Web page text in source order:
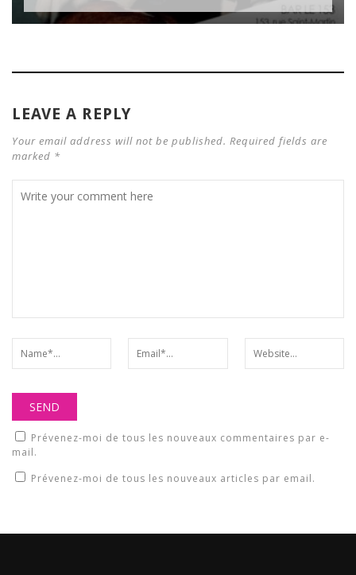
LEAVE A REPLY
Your email address will not be published. Required fields are
marked *
Prévenez-moi de tous les nouveaux commentaires par e-
mail.
Prévenez-moi de tous les nouveaux articles par email.